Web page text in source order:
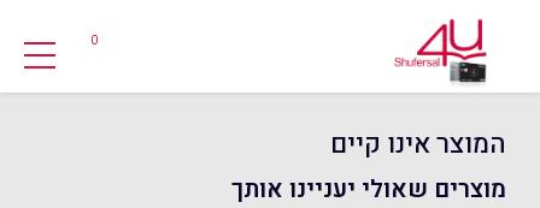
0
המוצר אינו קיים
מוצרים שאולי יעניינו אותך